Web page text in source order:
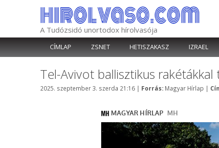
A Tudózsidó unortodox hírolvasója
CÍMLAP ZSNET HETISZAKASZ IZRAEL
Tel-Avivot ballisztikus rakétákkal
2025. szeptember 3. szerda 21:16 | Forrás: Kategória
Magyar Hírlap |